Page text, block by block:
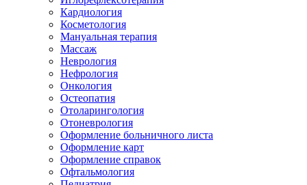
Кардиология
Косметология
Мануальная терапия
Массаж
Неврология
Нефрология
Онкология
Остеопатия
Отоларингология
Отоневрология
Оформление больничного листа
Оформление карт
Оформление справок
Офтальмология